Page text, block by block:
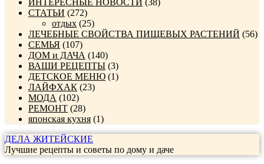
ИНТЕРЕСНЫЕ НОВОСТИ (38)
СТАТЬИ (272)
отдых (25)
ЛЕЧЕБНЫЕ СВОЙСТВА ПИЩЕВЫХ РАСТЕНИЙ (56)
СЕМЬЯ (107)
ДОМ и ДАЧА (140)
ВАШИ РЕЦЕПТЫ (3)
ДЕТСКОЕ МЕНЮ (1)
ЛАЙФХАК (23)
МОДА (102)
РЕМОНТ (28)
японская кухня (1)
ДЕЛА ЖИТЕЙСКИЕ
Лучшие рецепты и советы по дому и даче